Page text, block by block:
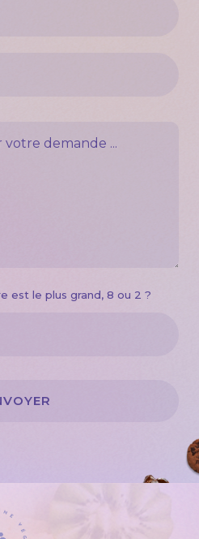
est le plus grand, 8 ou 2 ?